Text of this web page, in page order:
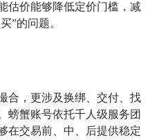
估价能够降低定价门槛，减
”的问题。
合，更涉及换绑、交付、找
螃蟹账号依托千人级服务团
在交易前、中、后提供稳定